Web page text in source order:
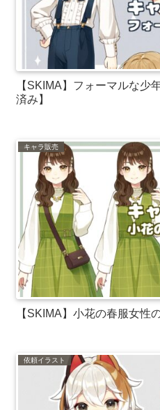
【SKIMA】フォーマルな少
済み】
キャラ販売
【SKIMA】小花の春服女性
依頼イラスト